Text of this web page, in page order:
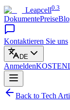
Leapcell0.3
DokumentePreise
Kontaktieren Sie uns
DE
Anmelden
Back to Tech